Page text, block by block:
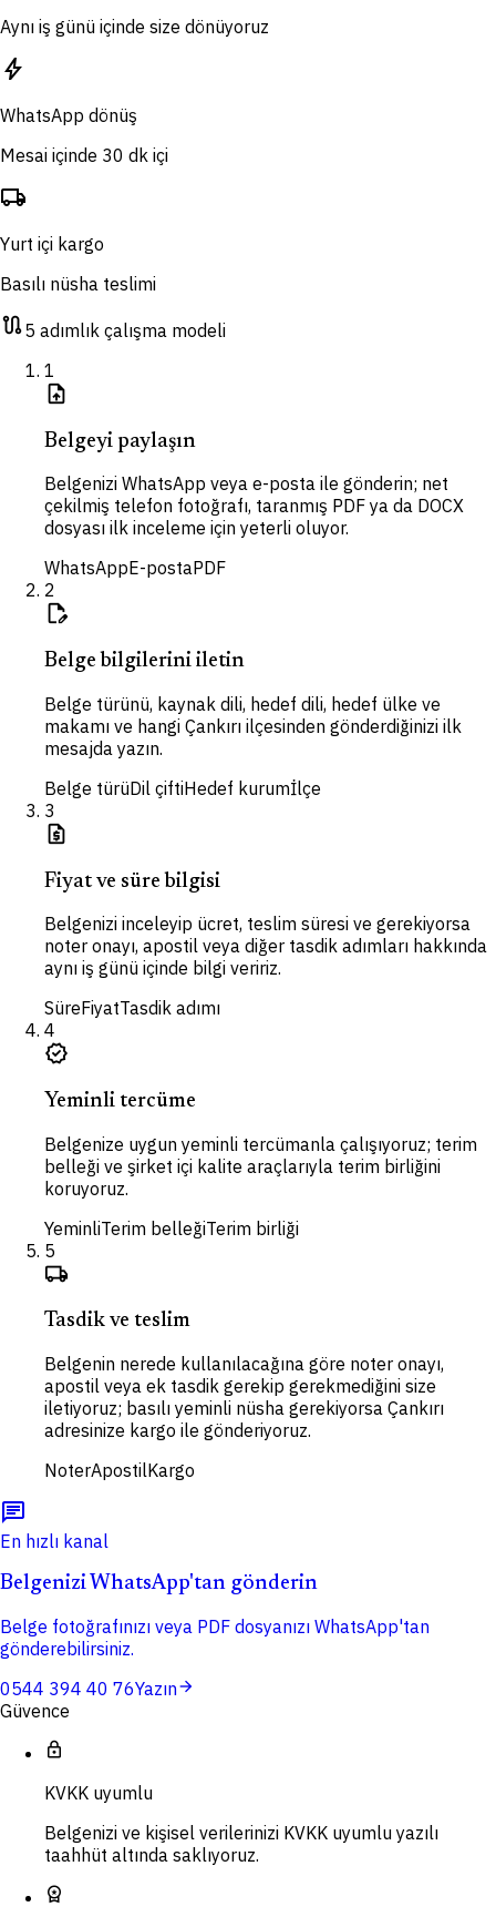
Aynı iş günü içinde size dönüyoruz
bolt
WhatsApp dönüş
Mesai içinde 30 dk içi
local_shipping
Yurt içi kargo
Basılı nüsha teslimi
route5 adımlık çalışma modeli
1
upload_file
Belgeyi paylaşın
Belgenizi WhatsApp veya e-posta ile gönderin; net
çekilmiş telefon fotoğrafı, taranmış PDF ya da DOCX
dosyası ilk inceleme için yeterli oluyor.
WhatsAppE-postaPDF
2
edit_document
Belge bilgilerini iletin
Belge türünü, kaynak dili, hedef dili, hedef ülke ve
makamı ve hangi Çankırı ilçesinden gönderdiğinizi ilk
mesajda yazın.
Belge türüDil çiftiHedef kurumİlçe
3
request_quote
Fiyat ve süre bilgisi
Belgenizi inceleyip ücret, teslim süresi ve gerekiyorsa
noter onayı, apostil veya diğer tasdik adımları hakkında
aynı iş günü içinde bilgi veririz.
SüreFiyatTasdik adımı
4
verified
Yeminli tercüme
Belgenize uygun yeminli tercümanla çalışıyoruz; terim
belleği ve şirket içi kalite araçlarıyla terim birliğini
koruyoruz.
YeminliTerim belleğiTerim birliği
5
local_shipping
Tasdik ve teslim
Belgenin nerede kullanılacağına göre noter onayı,
apostil veya ek tasdik gerekip gerekmediğini size
iletiyoruz; basılı yeminli nüsha gerekiyorsa Çankırı
adresinize kargo ile gönderiyoruz.
NoterApostilKargo
chat
En hızlı kanal
Belgenizi WhatsApp'tan gönderin
Belge fotoğrafınızı veya PDF dosyanızı WhatsApp'tan
gönderebilirsiniz.
0544 394 40 76Yazınarrow_forward
Güvence
lock
KVKK uyumlu
Belgenizi ve kişisel verilerinizi KVKK uyumlu yazılı
taahhüt altında saklıyoruz.
workspace_premium